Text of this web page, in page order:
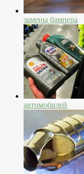
замены бампера
автомобилей